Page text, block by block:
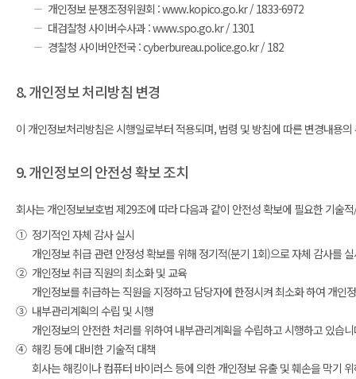
개인정보 분쟁조정위원회 : www.kopico.go.kr / 1833-6972
대검찰청 사이버수사과 : www.spo.go.kr / 1301
경찰청 사이버안전국 : cyberbureau.police.go.kr / 182
8. 개인정보 처리방침 변경
이 개인정보처리방침은 시행일로부터 적용되며, 법령 및 방침에 따른 변경내용
9. 개인정보의 안전성 확보 조치
회사는 개인정보보호법 제29조에 따라 다음과 같이 안전성 확보에 필요한 기술
① 정기적인 자체 감사 실시
개인정보 취급 관련 안정성 확보를 위해 정기적(분기 1회)으로 자체 감사를
② 개인정보 취급 직원의 최소화 및 교육
개인정보를 취급하는 직원을 지정하고 담당자에 한정시켜 최소화 하여 개인
③ 내부관리계획의 수립 및 시행
개인정보의 안전한 처리를 위하여 내부관리계획을 수립하고 시행하고 있습
④ 해킹 등에 대비한 기술적 대책
회사는 해킹이나 컴퓨터 바이러스 등에 의한 개인정보 유출 및 훼손을 막기